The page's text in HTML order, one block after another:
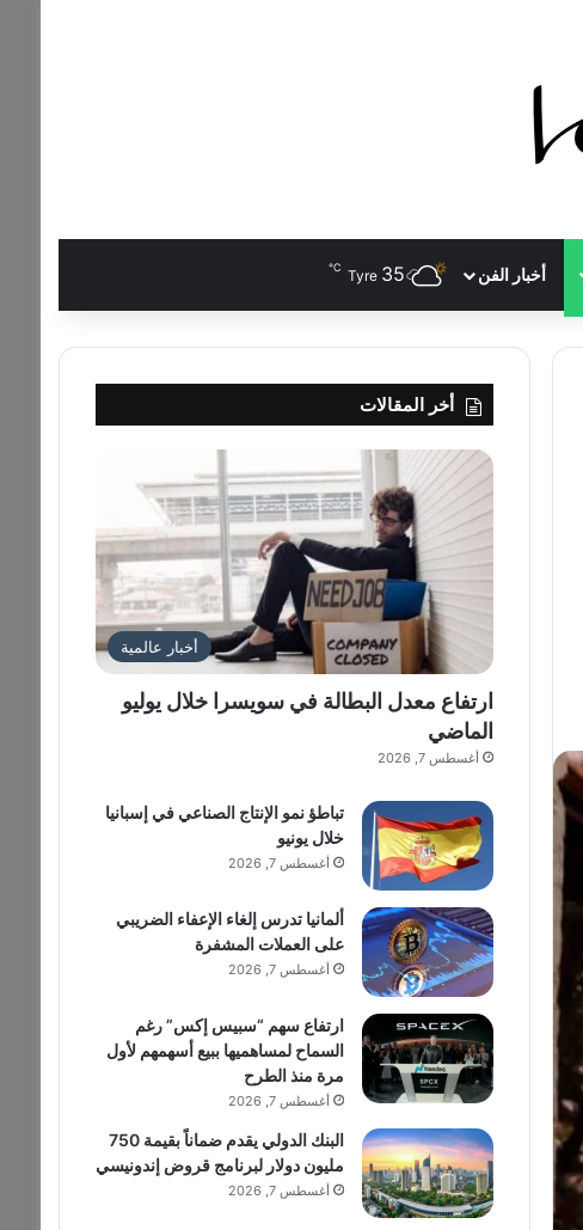
أخبار الفن Tyre 35
℃
أخر المقالات
أخبار عالمية
ارتفاع معدل البطالة في سويسرا خلال يوليو
الماضي
أغسطس 7, 2026
تباطؤ نمو الإنتاج الصناعي في إسبانيا
خلال يونيو
أغسطس 7, 2026
ألمانيا تدرس إلغاء الإعفاء الضريبي
على العملات المشفرة
أغسطس 7, 2026
ارتفاع سهم “سبيس إكس” رغم
السماح لمساهميها ببيع أسهمهم لأول
مرة منذ الطرح
أغسطس 7, 2026
البنك الدولي يقدم ضماناً بقيمة 750
مليون دولار لبرنامج قروض إندونيسي
أغسطس 7, 2026